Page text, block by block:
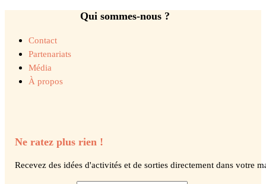
Qui sommes-nous ?
Contact
Partenariats
Média
À propos
Ne ratez plus rien !
Recevez des idées d'activités et de sorties directement dans votre